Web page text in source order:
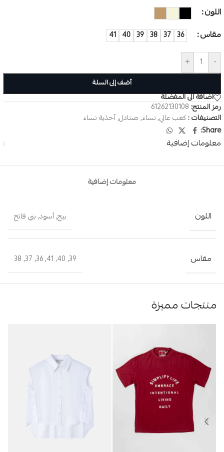
اللون
مقاس
36
37
38
39
40
41
-
+
أضف إلى السلة
اضافة الى المفضلة
رمز المنتج: 61262130108
التصنيفات : كعب عالي, نساء, صنادل,أحذية نساء
Share:
معلومات إضافية
معلومات إضافية
اللون بيج,أسود, بني فاتح
مقاس 39
,
40
,
41
,
36
,
37
,
38
منتجات مميزة